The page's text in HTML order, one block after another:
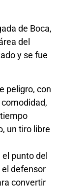
de Boca,
del
y se fue
peligro, con
un tiro libre
punto del
el defensor
convertir